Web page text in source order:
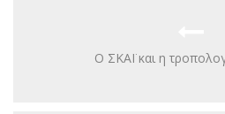
Ο ΣΚΑΪ και η